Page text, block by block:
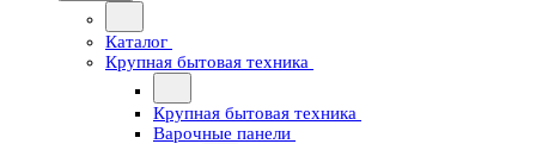
Каталог
Крупная бытовая техника
Крупная бытовая техника
Варочные панели